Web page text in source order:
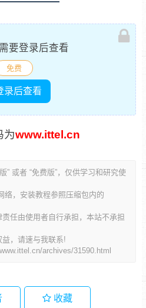
要登录后查看
免费
录后查看
为www.ittel.cn
” 或者 “免费版”，仅供学习和研究使
络，安装教程参照压缩包内的
任由使用者自行承担，本站不承担
，请速与我联系!
archives/31590.html
收藏